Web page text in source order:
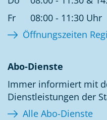
Fr
08:00 - 11:30 Uhr
Öffnungszeiten
Abo-Dienste
Immer informiert mit
Dienstleistungen der
Alle Abo-Dienste